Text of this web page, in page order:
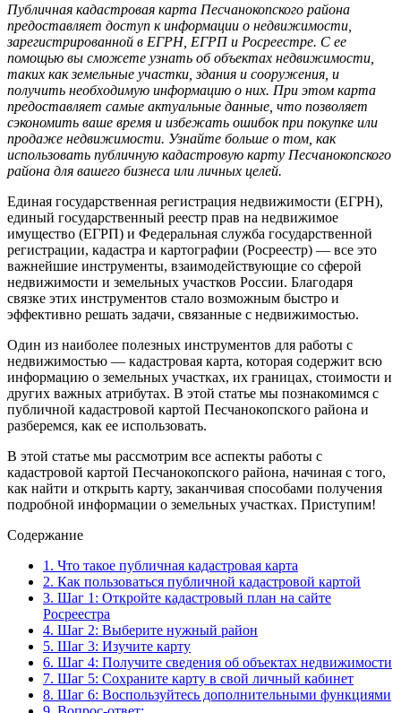
Публичная кадастровая карта Песчанокопского района
предоставляет доступ к информации о недвижимости,
зарегистрированной в ЕГРН, ЕГРП и Росреестре. С ее
помощью вы сможете узнать об объектах недвижимости,
таких как земельные участки, здания и сооружения, и
получить необходимую информацию о них. При этом карта
предоставляет самые актуальные данные, что позволяет
сэкономить ваше время и избежать ошибок при покупке или
продаже недвижимости. Узнайте больше о том, как
использовать публичную кадастровую карту Песчанокопского
района для вашего бизнеса или личных целей.
Единая государственная регистрация недвижимости (ЕГРН),
единый государственный реестр прав на недвижимое
имущество (ЕГРП) и Федеральная служба государственной
регистрации, кадастра и картографии (Росреестр) — все это
важнейшие инструменты, взаимодействующие со сферой
недвижимости и земельных участков России. Благодаря
связке этих инструментов стало возможным быстро и
эффективно решать задачи, связанные с недвижимостью.
Один из наиболее полезных инструментов для работы с
недвижимостью — кадастровая карта, которая содержит всю
информацию о земельных участках, их границах, стоимости и
других важных атрибутах. В этой статье мы познакомимся с
публичной кадастровой картой Песчанокопского района и
разберемся, как ее использовать.
В этой статье мы рассмотрим все аспекты работы с
кадастровой картой Песчанокопского района, начиная с того,
как найти и открыть карту, заканчивая способами получения
подробной информации о земельных участках. Приступим!
Содержание
1. Что такое публичная кадастровая карта
2. Как пользоваться публичной кадастровой картой
3. Шаг 1: Откройте кадастровый план на сайте
Росреестра
4. Шаг 2: Выберите нужный район
5. Шаг 3: Изучите карту
6. Шаг 4: Получите сведения об объектах недвижимости
7. Шаг 5: Сохраните карту в свой личный кабинет
8. Шаг 6: Воспользуйтесь дополнительными функциями